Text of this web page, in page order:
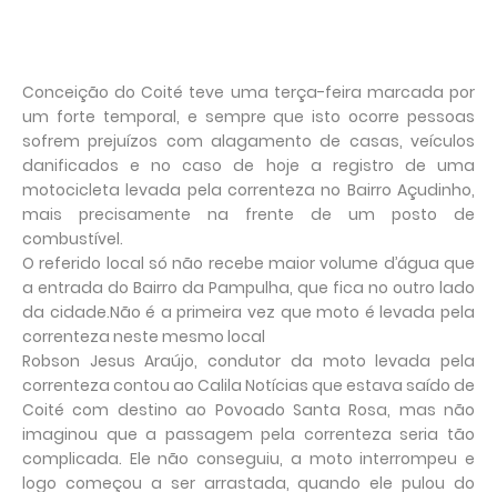
Conceição do Coité teve uma terça-feira marcada por
um forte temporal, e sempre que isto ocorre pessoas
sofrem prejuízos com alagamento de casas, veículos
danificados e no caso de hoje a registro de uma
motocicleta levada pela correnteza no Bairro Açudinho,
mais precisamente na frente de um posto de
combustível.
O referido local só não recebe maior volume d’água que
a entrada do Bairro da Pampulha, que fica no outro lado
da cidade.Não é a primeira vez que moto é levada pela
correnteza neste mesmo local
Robson Jesus Araújo, condutor da moto levada pela
correnteza contou ao Calila Notícias que estava saído de
Coité com destino ao Povoado Santa Rosa, mas não
imaginou que a passagem pela correnteza seria tão
complicada. Ele não conseguiu, a moto interrompeu e
logo começou a ser arrastada, quando ele pulou do